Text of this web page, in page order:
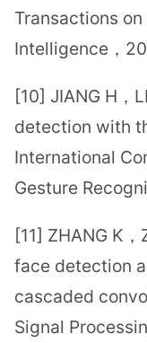
Transactions
Intelligence，
[10] JIANG H，
detection with
International
Gesture
[11] ZHANG K
face detection
cascaded
Signal